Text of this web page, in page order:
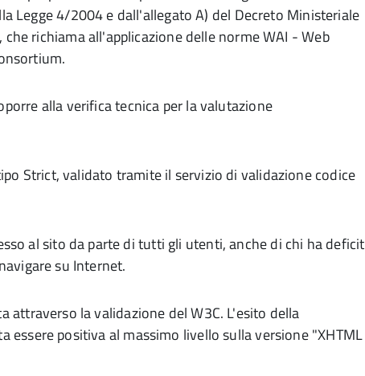
Legge 4/2004 e dall'allegato A) del Decreto Ministeriale
richiama all'applicazione delle norme WAI - Web
alla verifica tecnica per la valutazione
Strict, validato tramite il servizio di validazione codice
al sito da parte di tutti gli utenti, anche di chi ha deficit
su Internet.
attraverso la validazione del W3C. L'esito della
positiva al massimo livello sulla versione "XHTML